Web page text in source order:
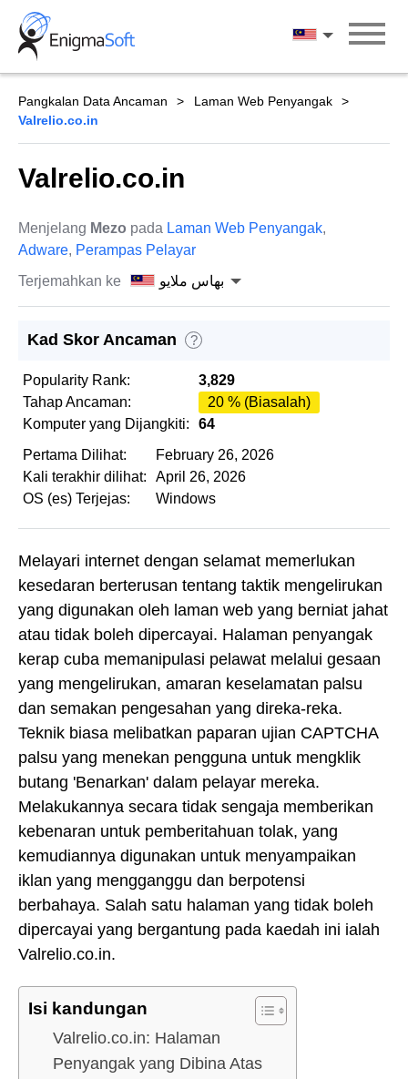
Skip
content
بهاس ملايو
Pangkalan Data Ancaman
Laman Web Penyangak
Valrelio.co.in
Valrelio.co.in
Menjelang Mezo pada Laman Web Penyangak,
Adware, Perampas Pelayar
Terjemahkan ke
بهاس ملايو
Kad Skor Ancaman ?
Popularity Rank:
3,829
Tahap Ancaman:
20 % (Biasalah)
Komputer yang Dijangkiti:
64
Pertama Dilihat:
February 26, 2026
Kali terakhir dilihat:
April 26, 2026
OS (es) Terjejas:
Windows
Melayari internet dengan selamat memerlukan
kesedaran berterusan tentang taktik mengelirukan
yang digunakan oleh laman web yang berniat jahat
atau tidak boleh dipercayai. Halaman penyangak
kerap cuba memanipulasi pelawat melalui gesaan
yang mengelirukan, amaran keselamatan palsu
dan semakan pengesahan yang direka-reka.
Teknik biasa melibatkan paparan ujian CAPTCHA
palsu yang menekan pengguna untuk mengklik
butang 'Benarkan' dalam pelayar mereka.
Melakukannya secara tidak sengaja memberikan
kebenaran untuk pemberitahuan tolak, yang
kemudiannya digunakan untuk menyampaikan
iklan yang mengganggu dan berpotensi
berbahaya. Salah satu halaman yang tidak boleh
dipercayai yang bergantung pada kaedah ini ialah
Valrelio.co.in.
Isi kandungan
Valrelio.co.in: Halaman
Penyangak yang Dibina Atas